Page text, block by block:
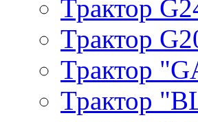
Трактор
Трактор
Трактор
Трактор